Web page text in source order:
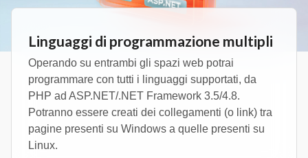
Linguaggi di programmazione multipli
Operando su entrambi gli spazi web potrai
programmare con tutti i linguaggi supportati, da
PHP ad ASP.NET/.NET Framework 3.5/4.8.
Potranno essere creati dei collegamenti (o link) tra
pagine presenti su Windows a quelle presenti su
Linux.